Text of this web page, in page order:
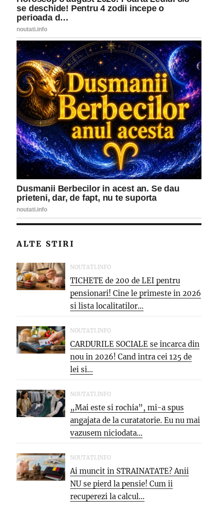
ALTE STIRI
NOUTATI.INFO
TICHETE de 200 de LEI pentru
pensionari! Cine le primeste in 2026
si lista localitatilor...
NOUTATI.INFO
CARDURILE SOCIALE se incarca din
nou in 2026! Cand intra cei 125 de
lei si...
NOUTATI.INFO
„Mai este si rochia”, mi-a spus
angajata de la curatatorie. Eu nu mai
vazusem niciodata...
NOUTATI.INFO
Ai muncit in STRAINATATE? Anii
NU se pierd la pensie! Cum ii
recuperezi la calcul...